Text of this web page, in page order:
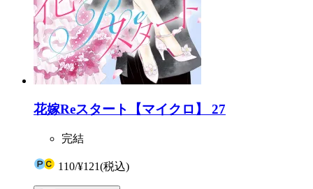
花嫁Reスタート【マイクロ】 27
完結
110/¥121(税込)